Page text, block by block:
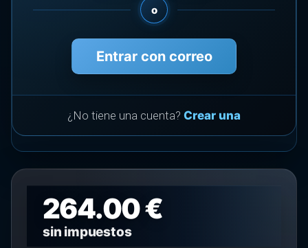
o
Entrar con correo
¿No tiene una cuenta? Crear una
264.00 €
sin impuestos